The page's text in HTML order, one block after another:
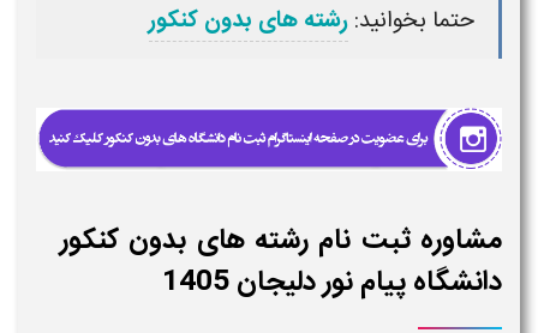
حتما بخوانید:رشته های بدون کنکور
مشاوره ثبت نام رشته های بدون کنکور
دانشگاه پیام نور دلیجان 1405